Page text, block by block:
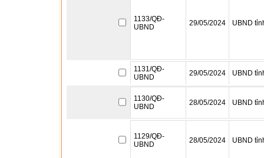
1133/QĐ-
UBND
29/05/2024 UBND
1131/QĐ-
UBND
29/05/2024 UBND
1130/QĐ-
UBND
28/05/2024 UBND
1129/QĐ-
UBND
28/05/2024 UBND